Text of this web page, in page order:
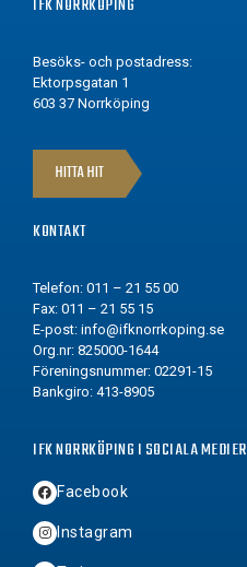
Besöks- och postadress:
Ektorpsgatan 1
603 37 Norrköping
HITTA HIT
KONTAKT
Telefon: 011 – 21 55 00
Fax: 011 – 21 55 15
E-post: info@ifknorrkoping.se
Org.nr: 825000-1644
Föreningsnummer: 02291-15
Bankgiro: 413-8905
IFK NORRKÖPING I SOCIALA MEDIER
Facebook
Instagram